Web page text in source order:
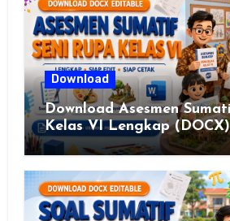
Download
Download Asesmen
Kelas VI Lengkap (DOCX)